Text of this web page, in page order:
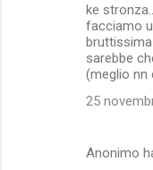
ke
facciamo
sarebbe
(meglio nn
25
Anonimo